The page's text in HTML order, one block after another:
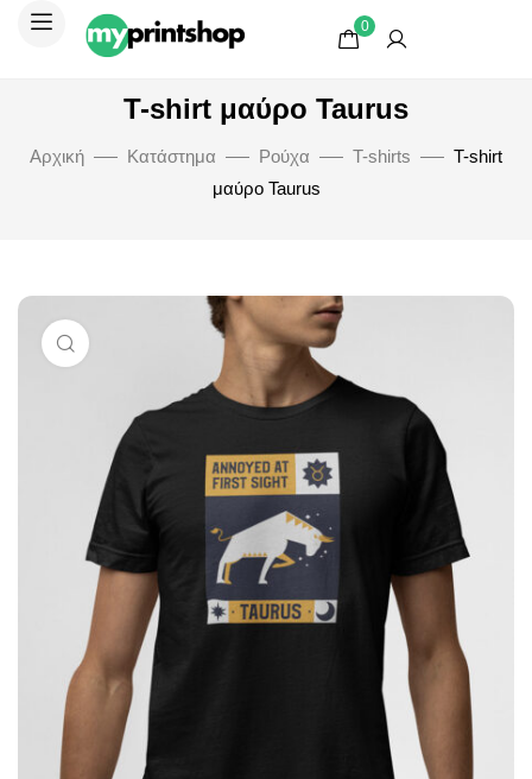
0
T-shirt μαύρο Taurus
Αρχική Κατάστημα Ρούχα T-shirts
T-shirt
μαύρο Taurus